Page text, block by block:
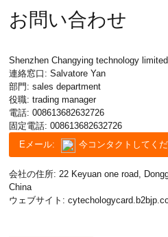
お問い合わせ
Shenzhen Changying technology
連絡窓口: Salvatore Yan
部門: sales department
役職: trading manager
電話:008613682632726
固定電話:008613682632726
Eメール:
今コンタクトしてく
会社の住所: 22 Keyuan one road,
China
ウェブサイト: